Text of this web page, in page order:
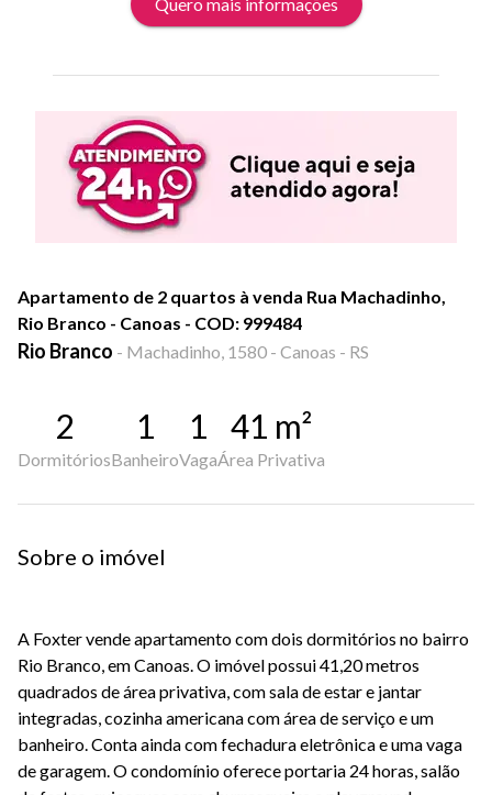
Apartamento de 2 quartos à venda Rua Machadinho,
Rio Branco - Canoas - COD: 999484
Rio Branco - Machadinho, 1580 - Canoas - RS
2
Dormitórios
1
Banheiro
1
Vaga
41 m²
Área Privativa
Sobre o imóvel
A Foxter vende apartamento com dois dormitórios no bairro
Rio Branco, em Canoas. O imóvel possui 41,20 metros
quadrados de área privativa, com sala de estar e jantar
integradas, cozinha americana com área de serviço e um
banheiro. Conta ainda com fechadura eletrônica e uma vaga
de garagem. O condomínio oferece portaria 24 horas, salão